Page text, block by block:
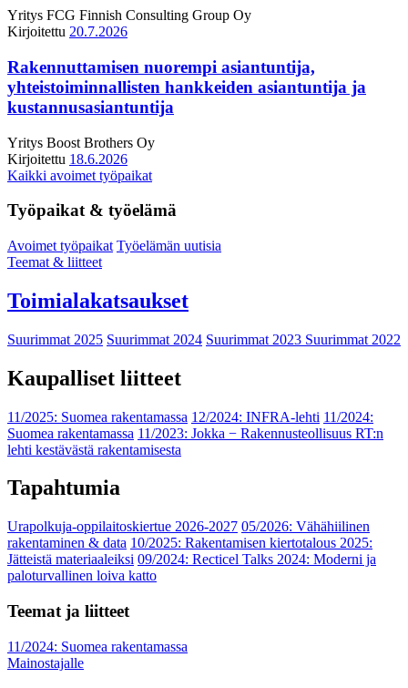
Yritys FCG Finnish Consulting Group Oy
Kirjoitettu 20.7.2026
Rakennuttamisen nuorempi asiantuntija,
yhteistoiminnallisten hankkeiden asiantuntija ja
kustannusasiantuntija
Yritys Boost Brothers Oy
Kirjoitettu 18.6.2026
Kaikki avoimet työpaikat
Työpaikat & työelämä
Avoimet työpaikat Työelämän uutisia
Teemat & liitteet
Toimialakatsaukset
Suurimmat 2025 Suurimmat 2024 Suurimmat 2023 Suurimmat 2022
Kaupalliset liitteet
11/2025: Suomea rakentamassa 12/2024: INFRA-lehti 11/2024:
Suomea rakentamassa 11/2023: Jokka − Rakennusteollisuus RT:n
lehti kestävästä rakentamisesta
Tapahtumia
Urapolkuja-oppilaitoskiertue 2026-2027 05/2026: Vähähiilinen
rakentaminen & data 10/2025: Rakentamisen kiertotalous 2025:
Jätteistä materiaaleiksi 09/2024: Recticel Talks 2024: Moderni ja
paloturvallinen loiva katto
Teemat ja liitteet
11/2024: Suomea rakentamassa
Mainostajalle